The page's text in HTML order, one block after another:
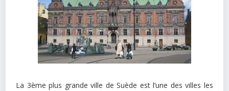
La 3ème plus grande ville de Suède est l’une des villes les